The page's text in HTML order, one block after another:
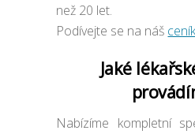
než 20 let.
Podívejte se na náš
Jaké
Nabízíme kompletní